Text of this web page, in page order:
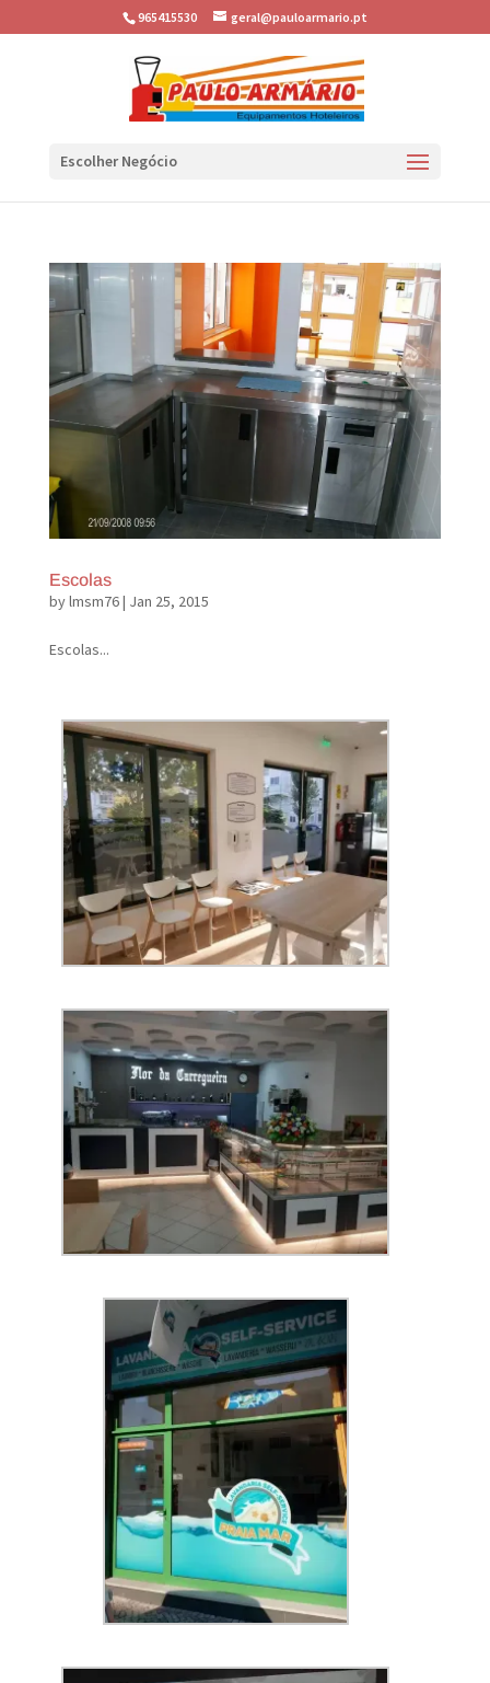
965415530 geral@pauloarmario.pt
Escolher Negócio
Escolas
bylmsm76| Jan 25, 2015
Escolas...